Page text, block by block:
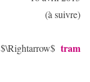
(à suivre)
$\Rightarrow$ tram